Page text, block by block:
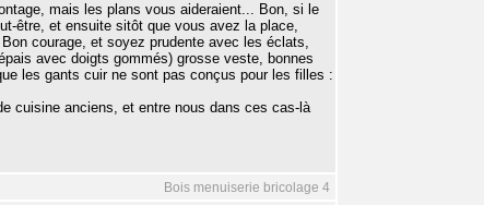
mais les plans vous aideraient... Bon, si le
être, et ensuite sitôt que vous avez la place,
courage, et soyez prudente avec les éclats,
avec doigts gommés) grosse veste, bonnes
les gants cuir ne sont pas conçus pour les filles :
cuisine anciens, et entre nous dans ces cas-là
Bois menuiserie bricolage 4